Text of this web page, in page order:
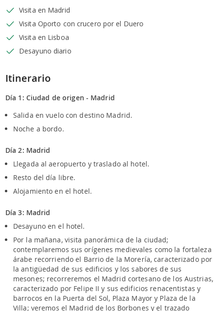
Visita en Madrid
Visita Oporto con crucero por el Duero
Visita en Lisboa
Desayuno diario
Itinerario
Día 1: Ciudad de origen - Madrid
Salida en vuelo con destino Madrid.
Noche a bordo.
Día 2: Madrid
Llegada al aeropuerto y traslado al hotel.
Resto del día libre.
Alojamiento en el hotel.
Día 3: Madrid
Desayuno en el hotel.
Por la mañana, visita panorámica de la ciudad;
contemplaremos sus orígenes medievales como la fortaleza
árabe recorriendo el Barrio de la Morería, caracterizado por
la antigüedad de sus edificios y los sabores de sus
mesones; recorreremos el Madrid cortesano de los Austrias,
caracterizado por Felipe II y sus edificios renacentistas y
barrocos en la Puerta del Sol, Plaza Mayor y Plaza de la
Villa; veremos el Madrid de los Borbones y el trazado